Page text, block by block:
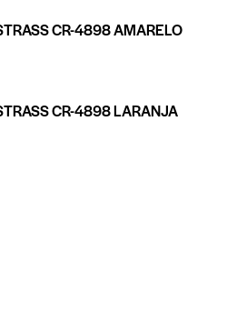
CR-4898 AMARELO
CR-4898 LARANJA